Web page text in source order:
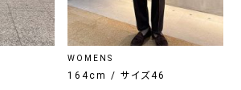
WOMENS
164cm / サイズ46